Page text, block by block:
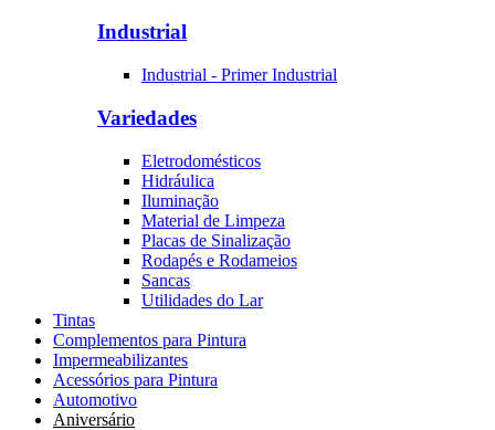
Industrial
Industrial - Primer Industrial
Variedades
Eletrodomésticos
Hidráulica
Iluminação
Material de Limpeza
Placas de Sinalização
Rodapés e Rodameios
Sancas
Utilidades do Lar
Tintas
Complementos para Pintura
Impermeabilizantes
Acessórios para Pintura
Automotivo
Aniversário